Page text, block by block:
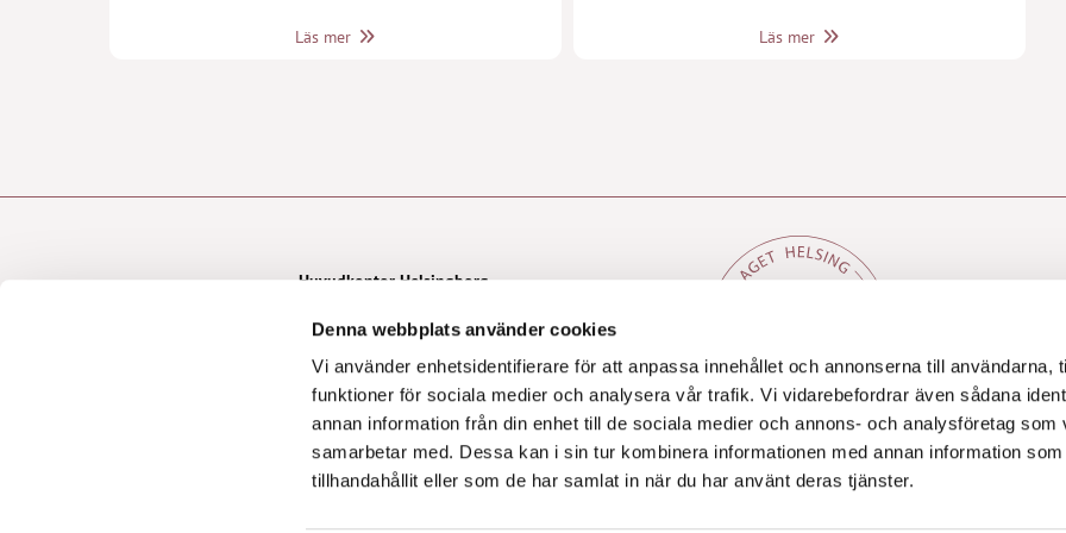
Denna webbplats använder cookies
Vi använder enhetsidentifierare för att anpassa innehållet och annonserna till användarna,
funktioner för sociala medier och analysera vår trafik. Vi vidarebefordrar även sådana
annan information från din enhet till de sociala medier och annons- och analysföretag som
samarbetar med. Dessa kan i sin tur kombinera informationen med annan information
tillhandahållit eller som de har samlat in när du har använt deras tjänster.
Läs mer Läs mer
Huvudkontor Helsingborg
info@advokathelsing.se
252 20 Helsingborg
Behandling av personuppgifter